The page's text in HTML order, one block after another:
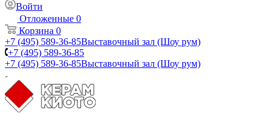
Войти
Отложенные 0
Корзина 0
+7 (495) 589-36-85Выставочный зал (Шоу рум)
+7 (495) 589-36-85
+7 (495) 589-36-85Выставочный зал (Шоу рум)